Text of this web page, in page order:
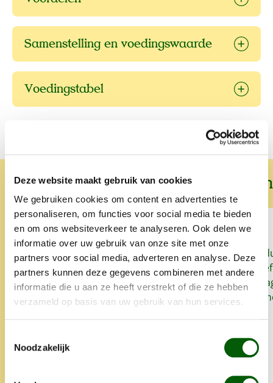
Deze website maakt gebruik van cookies
We gebruiken cookies om content en advertenties te
personaliseren, om functies voor social media te bieden
en om ons websiteverkeer te analyseren. Ook delen we
informatie over uw gebruik van onze site met onze
partners voor social media, adverteren en analyse. Deze
partners kunnen deze gegevens combineren met andere
informatie die u aan ze heeft verstrekt of die ze hebben
verzameld op basis van uw gebruik van hun services.
Noodzakelijk
Samenstelling en voedingswaarde
Voedingstabel
Wat onze klanten over ons zeggen
Sinds we Nero Gold geven aan
onze honden heeft onze
oudste hond zo goed als geen
last meer van allergieën en
lief iets extra's.
Snel, goed
het lekker.
zo'n klein
super. Alles is